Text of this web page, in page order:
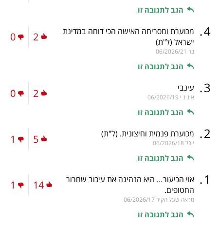
הגב לתגובה זו
4
. מכוערת ומסריחה האישה הכי דוחה במדינת
ישראל (ל"ת)
בר 06/2026/21
הגב לתגובה זו
2
0
3
. עינבי
א נ נ י 06/2026/19
הגב לתגובה זו
2
0
2
. מכוערת פנמית וחיצונית. (ל"ת)
יובל 06/2026/18
הגב לתגובה זו
5
1
1
. אוי הכיעור… היא הנהיגה את עיכוב שחרור
החטופים.
מראה שעל הקיר 06/2026/17
הגב לתגובה זו
14
1